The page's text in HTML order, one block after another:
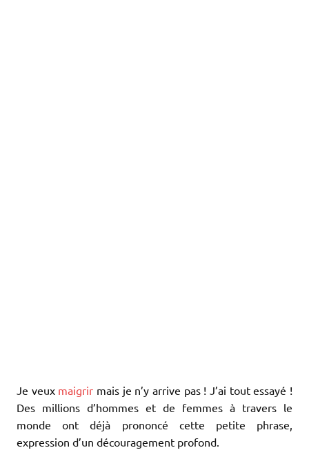
Je veux maigrir mais je n’y arrive pas ! J’ai tout essayé !
Des millions d’hommes et de femmes à travers le
monde ont déjà prononcé cette petite phrase,
expression d’un découragement profond.